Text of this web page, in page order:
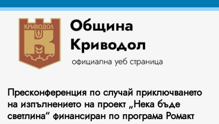
Пресконференция по случай приключването
на изпълнението на проект „Нека бъде
светлина“ финансиран по програма Ромакт